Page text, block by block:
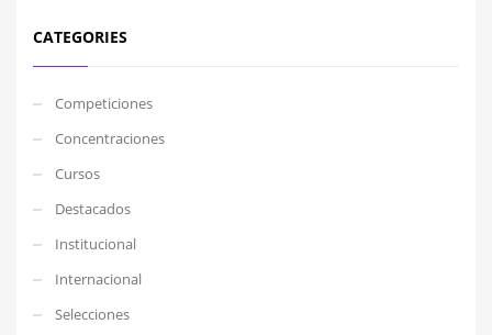
CATEGORIES
Competiciones
Concentraciones
Cursos
Destacados
Institucional
Internacional
Selecciones